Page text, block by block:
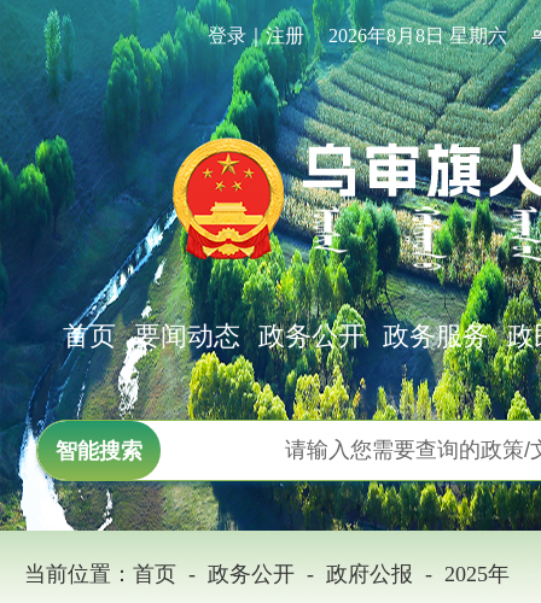
登录｜注册 2026年8月8日 星期六
首页 要闻动态 政务公开 政务服务 政
智能搜索
当前位置： 首页 - 政务公开 - 政府公报 - 2025年